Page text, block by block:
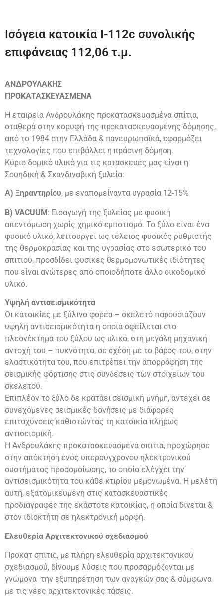
Ισόγεια κατοικία Ι-112c συνολικής
επιφάνειας 112,06 τ.μ.
ΑΝΔΡΟΥΛΑΚΗΣ
ΠΡΟΚΑΤΑΣΚΕΥΑΣΜΕΝΑ
Η εταιρεία Ανδρουλάκης προκατασκευασμένα σπίτια,
σταθερά στην κορυφή της προκατασκευασμένης δόμησης,
από το 1984 στην Ελλάδα & πανευρωπαϊκά, εφαρμόζει
τεχνολογίες που επιβάλλει η πράσινη δόμηση.
Κύριο δομικό υλικό για τις κατασκευές μας είναι η
Σουηδική & Σκανδιναβική ξυλεία:
Α) Ξηραντηρίου, με εναπομείναντα υγρασία 12-15%
Β) VACUUM: Εισαγωγή της ξυλείας με φυσική
απεντόμωση χωρίς χημικό εμποτισμό. Το ξύλο είναι ένα
φυσικό υλικό, λειτουργεί ως τέλειος φυσικός ρυθμιστής
της θερμοκρασίας και της υγρασίας στο εσωτερικό του
σπιτιού, προσδίδει φυσικές θερμομονωτικές ιδιότητες
που είναι ανώτερες από οποιοδήποτε άλλο οικοδομικό
υλικό.
Υψηλή αντισεισμικότητα
Οι κατοικίες με ξύλινο φορέα – σκελετό παρουσιάζουν
υψηλή αντισεισμικότητα η οποία οφείλεται στο
πλεονέκτημα του ξύλου ως υλικό, στη μεγάλη μηχανική
αντοχή του – πυκνότητα, σε σχέση με το βάρος του, στην
ελαστικότητα του, που επιτρέπει την απορρόφηση της
σεισμικής φόρτισης στις συνδέσεις των στοιχείων του
σκελετού.
Επιπλέον το ξύλο δε κρατάει σεισμική μνήμη, αντέχει σε
συνεχόμενες σεισμικές δονήσεις με διάφορες
επιταχύνσεις καθιστώντας τη κατοικία πλήρως
αντισεισμική.
Η Ανδρουλάκης προκατασκευασμενα σπιτια, προχώρησε
στην απόκτηση ενός υπερσύγχρονου ηλεκτρονικού
συστήματος προσομοίωσης, το οποίο ελέγχει την
αντισεισμικότητα του κάθε κτιρίου μεμονωμένα. Η μελέτη
αυτή, εξατομικευμένη στις κατασκευαστικές
προδιαγραφές της εκάστοτε κατοικίας, η οποία δίνεται &
στον ιδιοκτήτη σε ηλεκτρονική μορφή.
Ελευθερία Αρχιτεκτονικού σχεδιασμού
Προκατ σπιτια, με πλήρη ελευθερία αρχιτεκτονικού
σχεδιασμού, δίνουμε λύσεις που προσαρμόζονται με
γνώμονα την εξυπηρέτηση των αναγκών σας & σύμφωνα
με τις νέες αρχιτεκτονικές τάσεις.